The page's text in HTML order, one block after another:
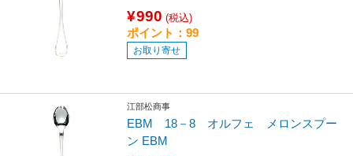
¥990 (税込)
ポイント：99
お取り寄せ
江部松商事
EBM 18－8 オルフェ メロンスプー
ン EBM